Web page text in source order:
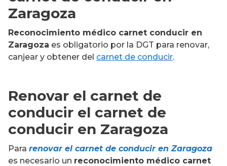
Zaragoza
Reconocimiento médico carnet conducir en
Zaragoza es obligatorio por la DGT para renovar,
canjear y obtener del carnet de conducir.
Renovar el carnet de
conducir el carnet de
conducir en Zaragoza
Para renovar el carnet de conducir en Zaragoza
es necesario un reconocimiento médico carnet